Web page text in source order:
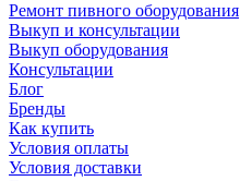
Ремонт пивного оборудования
Выкуп и консультации
Выкуп оборудования
Консультации
Блог
Бренды
Как купить
Условия оплаты
Условия доставки